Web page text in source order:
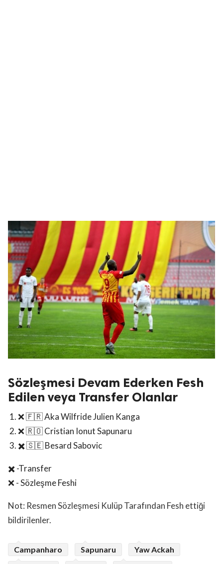
Sözleşmesi Devam Ederken Fesh
Edilen veya Transfer Olanlar
❌ 🇫🇷 Aka Wilfride Julien Kanga
❌ 🇷🇴 Cristian Ionut Sapunaru
✖️ 🇸🇪 Besard Sabovic
✖️ -Transfer
❌ - Sözleşme Feshi
Not: Resmen Sözleşmesi Kulüp Tarafından Fesh ettiği
bildirilenler.
Campanharo Sapunaru
Yaw Ackah